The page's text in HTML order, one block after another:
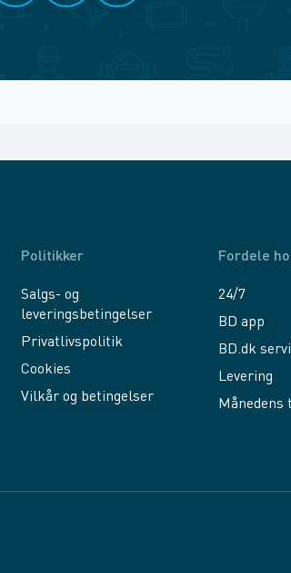
Politikker
Salgs- og
leveringsbetingelser
Privatlivspolitik
Cookies
Vilkår og betingelser
Fordele
24/7
BD app
BD.dk
Levering
Månedens